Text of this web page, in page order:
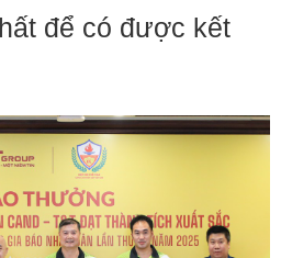
để có được kết